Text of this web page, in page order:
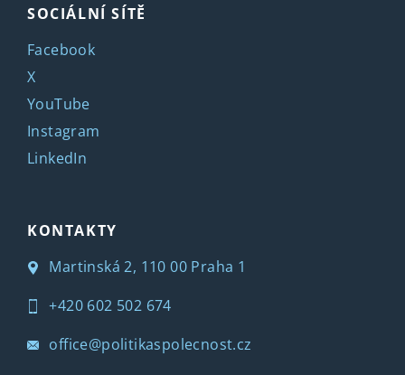
SOCIÁLNÍ SÍTĚ
Facebook
X
YouTube
Instagram
LinkedIn
KONTAKTY
Martinská 2, 110 00 Praha 1
+420 602 502 674
office@politikaspolecnost.cz